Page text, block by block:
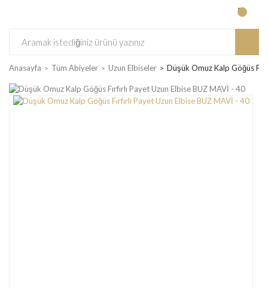
Anasayfa Tüm Abiyeler Uzun Elbiseler Düşük Omuz Kalp Göğüs